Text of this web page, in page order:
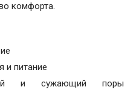
комфорта.
и питание
и сужающий поры